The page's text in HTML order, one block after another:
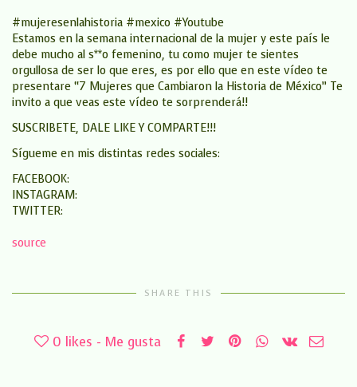
#mujeresenlahistoria #mexico #Youtube
Estamos en la semana internacional de la mujer y este país le
debe mucho al s**o femenino, tu como mujer te sientes
orgullosa de ser lo que eres, es por ello que en este vídeo te
presentare “7 Mujeres que Cambiaron la Historia de México” Te
invito a que veas este vídeo te sorprenderá!!
SUSCRIBETE, DALE LIKE Y COMPARTE!!!
Sígueme en mis distintas redes sociales:
FACEBOOK:
INSTAGRAM:
TWITTER:
source
SHARE THIS
0 likes - Me gusta